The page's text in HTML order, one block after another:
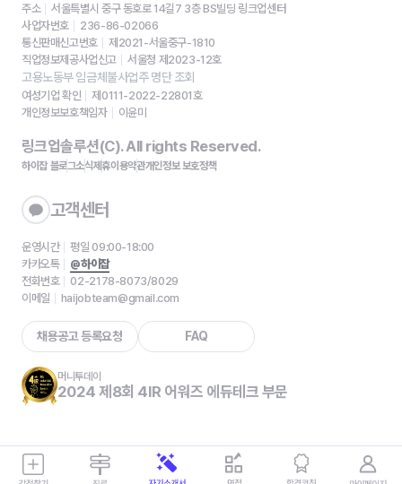
주소
서울특별시 중구 동호로 14길7 3층 BS빌딩 링크업센터
사업자번호
236-86-02066
통신판매신고번호
제2021-서울중구-1810
직업정보제공사업신고
서울청 제2023-12호
고용노동부 임금체불사업주 명단 조회
여성기업 확인
제0111-2022-22801호
개인정보보호책임자
이윤미
링크업솔루션(C). All rights Reserved.
하이잡 블로그소식제휴이용약관개인정보 보호정책
고객센터
운영시간
평일 09:00-18:00
카카오톡
@하이잡
전화번호
02-2178-8073/8029
이메일
haijobteam@gmail.com
채용공고 등록요청 FAQ
머니투데이
2024 제8회 4IR 어워즈 에듀테크 부문